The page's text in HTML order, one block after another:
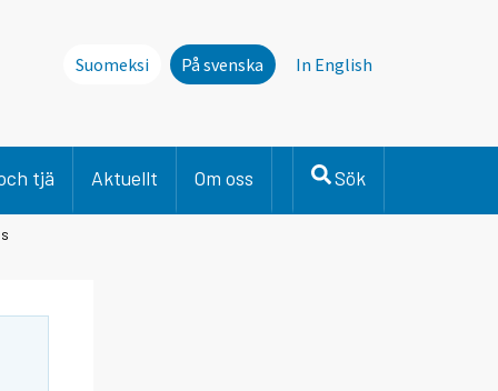
Suomeksi På svenska In English
tjä Aktuellt Om oss Sök